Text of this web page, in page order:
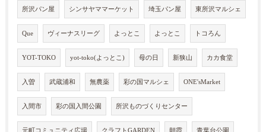
所沢パン屋 シンサヤママーケット 埼玉パン屋 東所沢マルシェ
Que ヴィーナスリーグ よっとこ よっとこ トコろん
YOT-TOKO yot-toko(よっとこ) 母の日 新狭山 カカ食堂
入曽 武蔵浦和 無農薬 彩の国マルシェ ONE'sMarket
入間市 彩の国入間公園 所沢ものづくりセンター